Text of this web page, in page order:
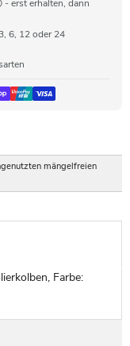
- erst erhalten, dann
6, 12 oder 24
mängelfreien
Farbe: